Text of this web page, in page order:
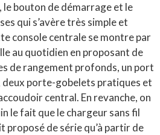
le bouton de démarrage et le
qui s’avère très simple et
console centrale se montre par
au quotidien en proposant de
de rangement profonds, un port
deux porte-gobelets pratiques et
central. En revanche, on
le fait que le chargeur sans fil
proposé de série qu’à partir de